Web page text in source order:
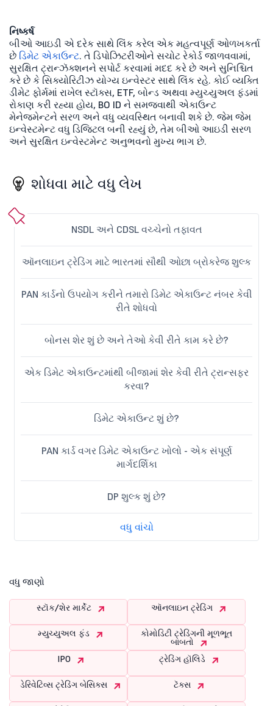
નિષ્કર્ષ
બીઓ આઇડી એ દરેક સાથે લિંક કરેલ એક મહત્વપૂર્ણ ઓળખકર્તા
છે ડિમેટ એકાઉન્ટ. તે ડિપોઝિટરીઓને સચોટ રેકોર્ડ જાળવવામાં,
સુરક્ષિત ટ્રાન્ઝૅક્શનને સપોર્ટ કરવામાં મદદ કરે છે અને સુનિશ્ચિત
કરે છે કે સિક્યોરિટીઝ યોગ્ય ઇન્વેસ્ટર સાથે લિંક રહે. કોઈ વ્યક્તિ
ડીમેટ ફોર્મમાં રાખેલ સ્ટૉક્સ, ETF, બોન્ડ અથવા મ્યુચ્યુઅલ ફંડમાં
રોકાણ કરી રહ્યા હોય, BO ID ને સમજવાથી એકાઉન્ટ
મેનેજમેન્ટને સરળ અને વધુ વ્યવસ્થિત બનાવી શકે છે. જેમ જેમ
ઇન્વેસ્ટમેન્ટ વધુ ડિજિટલ બની રહ્યું છે, તેમ બીઓ આઇડી સરળ
અને સુરક્ષિત ઇન્વેસ્ટમેન્ટ અનુભવનો મુખ્ય ભાગ છે.
શોધવા માટે વધુ લેખ
NSDL અને CDSL વચ્ચેનો તફાવત
ઑનલાઇન ટ્રેડિંગ માટે ભારતમાં સૌથી ઓછા બ્રોકરેજ શુલ્ક
PAN કાર્ડનો ઉપયોગ કરીને તમારો ડિમેટ એકાઉન્ટ નંબર કેવી
રીતે શોધવો
બોનસ શેર શું છે અને તેઓ કેવી રીતે કામ કરે છે?
એક ડિમેટ એકાઉન્ટમાંથી બીજામાં શેર કેવી રીતે ટ્રાન્સફર
કરવા?
ડિમેટ એકાઉન્ટ શું છે?
PAN કાર્ડ વગર ડિમેટ એકાઉન્ટ ખોલો - એક સંપૂર્ણ
માર્ગદર્શિકા
DP શુલ્ક શું છે?
વધુ વાંચો
વધુ જાણો
સ્ટૉક/શેર માર્કેટ ઑનલાઇન ટ્રેડિંગ
મ્યુચ્યુઅલ ફંડ કોમોડિટી ટ્રેડિંગની મૂળભૂત
બાબતો
IPO
ટ્રેડિંગ હૉલિડે
ડેરિવેટિવ્સ ટ્રેડિંગ બેસિક્સ ટૅક્સ